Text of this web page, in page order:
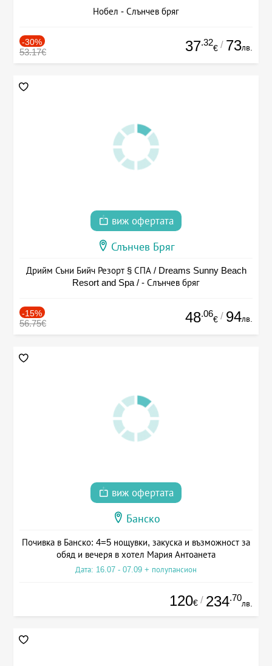
Нобел - Слънчев бряг
-30%
53.17€ 37.32
€ / 73лв.
виж офертата
Слънчев Бряг
Дрийм Съни Бийч Резорт § СПА / Dreams Sunny Beach
Resort and Spa / - Слънчев бряг
-15%
56.75€ 48.06
€ / 94лв.
виж офертата
Банско
Почивка в Банско: 4=5 нощувки, закуска и възможност за
обяд и вечеря в хотел Мария Антоанета
Дата: 16.07 - 07.09 + полупансион
120€ / 234.70
лв.